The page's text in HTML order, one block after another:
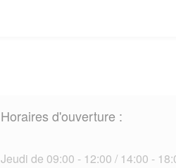
Horaires d'ouverture :
Jeudi de 09:00 - 12:00 / 14:00 -